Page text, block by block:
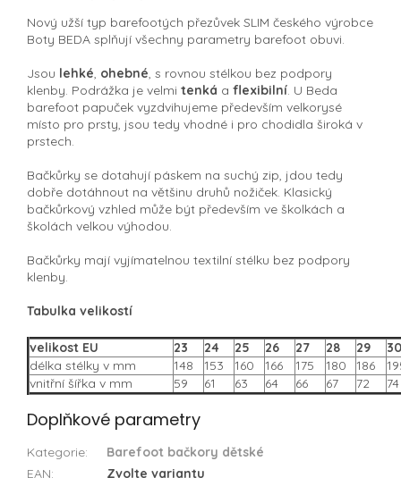
Nový užší typ barefootých přezůvek SLIM českého výrobce
Boty BEDA splňují všechny parametry barefoot obuvi.
Jsou lehké, ohebné, s rovnou stélkou bez podpory
klenby. Podrážka je velmi tenká a flexibilní. U Beda
barefoot papuček vyzdvihujeme především velkorysé
místo pro prsty, jsou tedy vhodné i pro chodidla široká v
prstech.
Bačkůrky se dotahují páskem na suchý zip, jdou tedy
dobře dotáhnout na většinu druhů nožiček. Klasický
bačkůrkový vzhled může být především ve školkách a
školách velkou výhodou.
Bačkůrky mají vyjímatelnou textilní stélku bez podpory
klenby.
Tabulka velikostí
velikost EU 23 24 25 26 27 28 29
30
délka stélky v mm
148 153 160 166 175 180 186
vnitřní šířka v mm
59 61 63 64 66 67 72 74
Doplňkové parametry
Kategorie:
Barefoot bačkory dětské
EAN: Zvolte variantu